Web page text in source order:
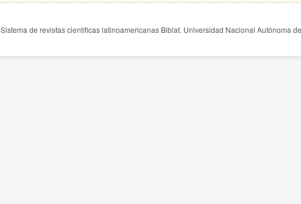
Sistema de revistas científicas latinoamericanas Biblat. Universidad Nacional Autónoma